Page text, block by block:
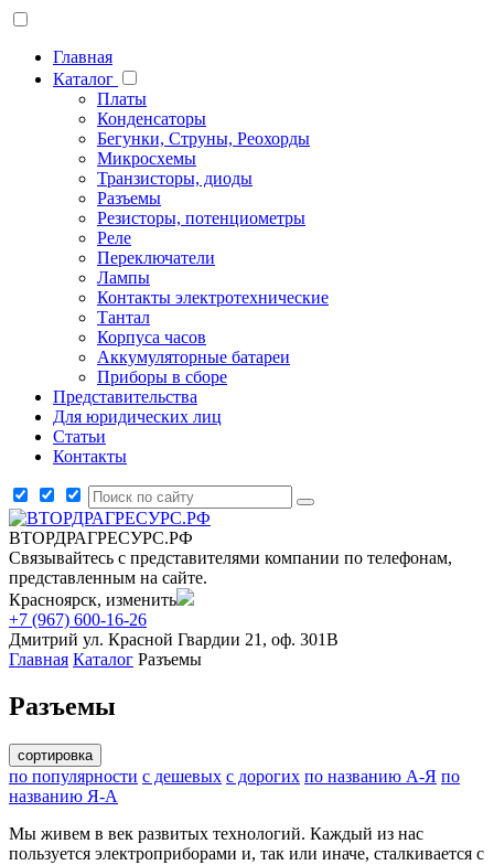
Главная
Каталог
Платы
Конденсаторы
Бегунки, Струны, Реохорды
Микросхемы
Транзисторы, диоды
Разъемы
Резисторы, потенциометры
Реле
Переключатели
Лампы
Контакты электротехнические
Тантал
Корпуса часов
Аккумуляторные батареи
Приборы в сборе
Представительства
Для юридических лиц
Статьи
Контакты
ВТОРДРАГРЕСУРС.РФ
Связывайтесь с представителями компании по телефонам,
представленным на сайте.
Красноярск, изменить
+7 (967) 600-16-26
Дмитрий ул. Красной Гвардии 21, оф. 301В
Главная Каталог Разъемы
Разъемы
сортировка
по популярности с дешевых с дорогих по названию А-Я по
названию Я-А
Мы живем в век развитых технологий. Каждый из нас
пользуется электроприборами и, так или иначе, сталкивается с